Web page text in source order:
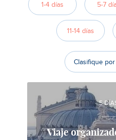
1-4 días 5-7
11-14 días
Clasifique
5
Viaje